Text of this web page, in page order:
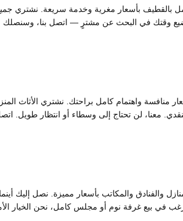
بأسعار مغرية وخدمة سريعة. نشتري جميع
وقتك في البحث عن مشترٍ — اتصل بنا،
منافسة واهتمام كامل براحتك. نشتري الأثاث
معنا، لن تحتاج إلى وسطاء أو انتظار
والفنادق والمكاتب بأسعار مميزة. نصل إليك
ترغب في بيع غرفة نوم أو مجلس كامل، نحن